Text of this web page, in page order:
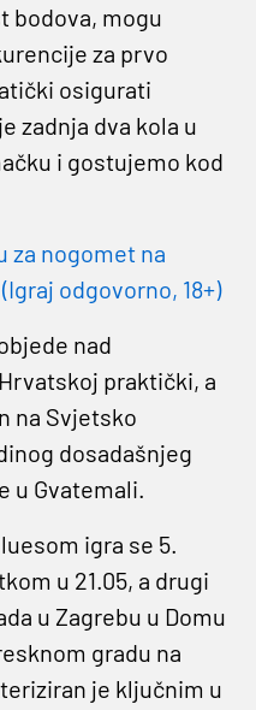
bodova, mogu
za prvo
osigurati
zadnja dva kola u
i gostujemo kod
za nogomet na
odgovorno, 18+)
nad
praktički, a
na Svjetsko
dosadašnjeg
u Gvatemali.
igra se 5.
u 21.05, a drugi
u Zagrebu u Domu
gradu na
je ključnim u